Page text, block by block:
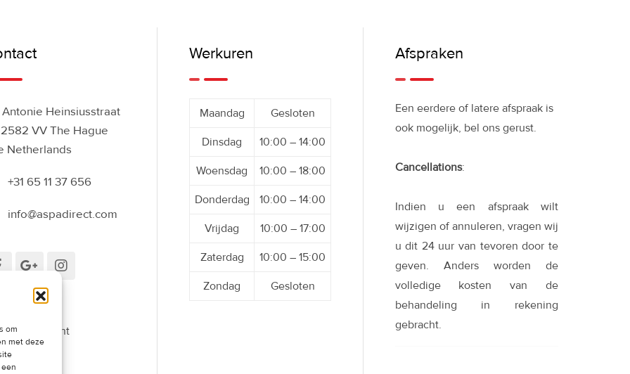
om
met deze
Antonie Heinsiusstraat
VV The Hague
Netherlands
+31 65 11 37 656
info@aspadirect.com
Werkuren
Maandag Gesloten
Dinsdag 10:00 – 14:00
Woensdag 10:00 – 18:00
Donderdag 10:00 – 14:00
Vrijdag 10:00 – 17:00
Zaterdag 10:00 – 15:00
Zondag Gesloten
Afspraken
Een eerdere of latere afspraak is
ook mogelijk, bel ons gerust.
Cancellations:
Indien u een afspraak wilt
wijzigen of annuleren, vragen wij
u dit 24 uur van tevoren door te
geven. Anders worden de
volledige kosten van de
behandeling in rekening
gebracht.